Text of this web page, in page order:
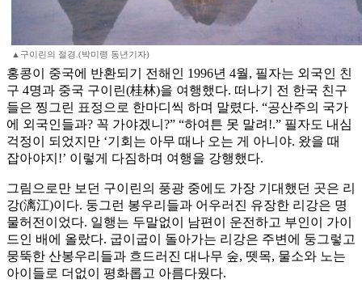
▲구이린의 절경.(박미령 동년기자)
홍콩이 중국에 반환되기 전해인 1996년 4월, 필자는 외국인 친
구 4명과 중국 구이린(桂林)을 여행했다. 떠나기 전 한국 친구
들은 찡그린 표정으로 한마디씩 하며 말렸다. “공산주의 국가
에 외국인들과? 꼭 가야겠니?” “하여튼 못 말려!.” 필자도 내심
걱정이 되었지만 ‘기회는 아무 때나 오는 게 아니야. 왔을 때
잡아야지!’ 이렇게 다짐하며 여행을 강행했다.
그림으로만 보던 구이린의 풍광 중에도 가장 기대했던 곳은 리
강(漓江)이다. 둥그런 봉우리들과 어우러진 유장한 리강은 명
물허전이었다. 일행는 두말없이 남편이 운전하고 부인이 가이
드인 배에 올랐다. 굽이굽이 돌아가는 리강은 주변에 둥그렇고
뭉뚝한 산봉우리들과 흐드러진 대나무 숲, 뗏목, 물소와 노는
아이들로 더없이 평화롭고 아름다웠다.